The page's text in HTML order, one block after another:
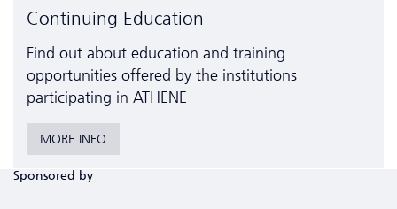
Continuing Education
Find out about education and training
opportunities offered by the institutions
participating in ATHENE
MORE INFO
Sponsored by